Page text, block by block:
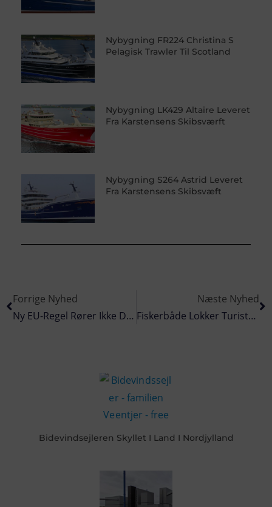
Nybygning FR224 Christina S
Pelagisk Trawler Til Scotland
Nybygning LK429 Altaire Leveret
Fra Karstensens Skibsværft
Nybygning S264 Astrid Leveret
Fra Karstensens Skibsvæft
Forrige Nyhed
Ny EU-Regel Rører Ikke De Danske Fiskere – De Arbejder Stadig Uden Ur
Næste Nyhed
Fiskerbåde Lokker Turister Til Kystbyerne
Bidevindsejleren Skyllet I Land I Nordjylland